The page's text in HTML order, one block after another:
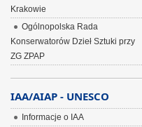
Krakowie
Ogólnopolska Rada
Konserwatorów Dzieł Sztuki przy
ZG ZPAP
IAA/AIAP - UNESCO
Informacje o IAA